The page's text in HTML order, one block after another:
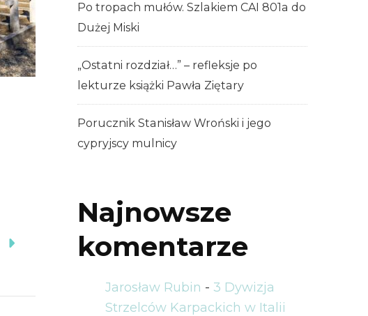
Po tropach mułów. Szlakiem CAI 801a do
Dużej Miski
„Ostatni rozdział…” – refleksje po
lekturze książki Pawła Ziętary
Porucznik Stanisław Wroński i jego
cypryjscy mulnicy
Najnowsze
komentarze
Jarosław Rubin - 3 Dywizja
Strzelców Karpackich w Italii